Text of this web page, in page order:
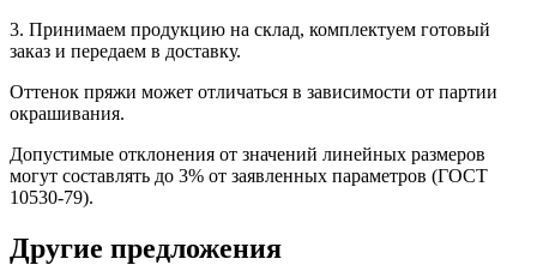
3. Принимаем продукцию на склад, комплектуем готовый
заказ и передаем в доставку.
Оттенок пряжи может отличаться в зависимости от партии
окрашивания.
Допустимые отклонения от значений линейных размеров
могут составлять до 3% от заявленных параметров (ГОСТ
10530-79).
Другие предложения